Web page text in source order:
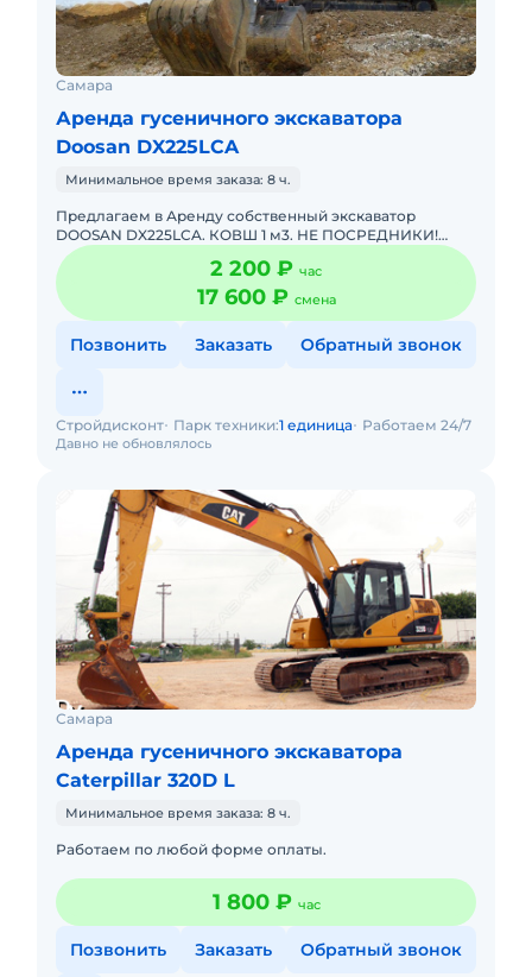
Самара
Аренда гусеничного экскаватора
Doosan DX225LCA
Минимальное время заказа: 8 ч.
Предлагаем в Аренду собственный экскаватор
DOOSAN DX225LCA. КОВШ 1 м3. НЕ ПОСРЕДНИКИ!
Техника полностью исправна и готова к долгой работе.
Любые виды работ Ц2 200 ₽ час
17 600 ₽ смена
Позвонить Заказать Обратный звонок
Давно не обновлялось
Стройдисконт Парк техники:1 единица Работаем 24/7
Самара
Аренда гусеничного экскаватора
Caterpillar 320D L
Минимальное время заказа: 8 ч.
Работаем по любой форме оплаты.
1 800 ₽ час
Позвонить Заказать Обратный звонок